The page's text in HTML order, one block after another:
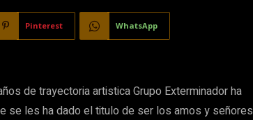
Pinterest WhatsApp
de trayectoria artistica Grupo Exterminador ha
se les ha dado el titulo de ser los amos y señores